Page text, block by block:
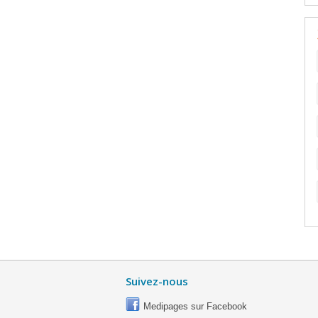
Suivez-nous
Medipages sur Facebook